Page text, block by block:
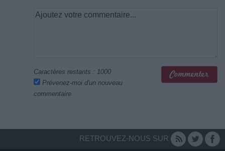
Caractères restants : 1000
Prévenez-moi d'un nouveau
commentaire
RETROUVEZ-NOUS SUR